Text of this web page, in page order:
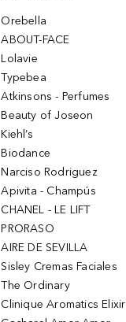
Orebella
ABOUT-FACE
Lolavie
Typebea
Atkinsons - Perfumes
Beauty of Joseon
Kiehl’s
Biodance
Narciso Rodriguez
Apivita - Champús
CHANEL - LE LIFT
PRORASO
AIRE DE SEVILLA
Sisley Cremas Faciales
The Ordinary
Clinique Aromatics Elixir